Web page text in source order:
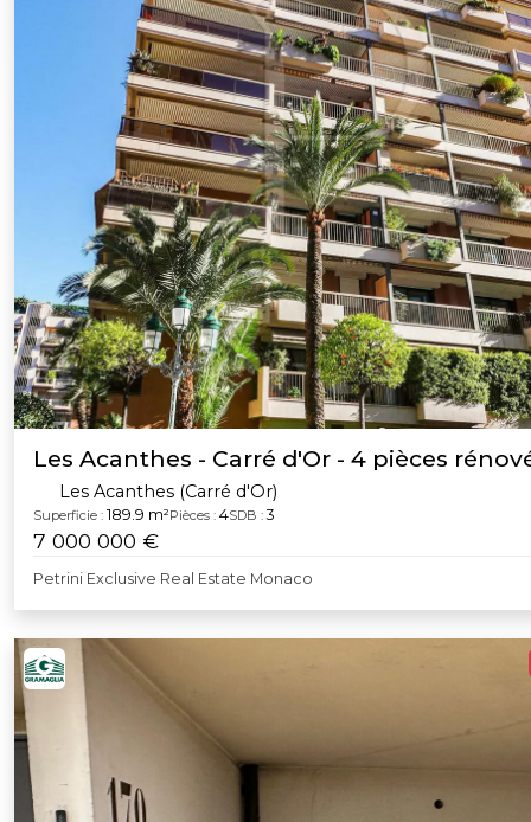
Les Acanthes - Carré d'Or - 4 pièces
Les Acanthes (Carré d'Or)
Superficie : 189.9 m²Pièces : 4SDB : 3
7 000 000 €
Petrini Exclusive Real Estate Monaco